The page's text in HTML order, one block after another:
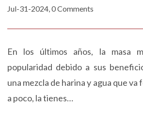
Jul-31-2024, 0 Comments
En los últimos años, la masa
popularidad debido a sus
una mezcla de harina y agua que
a poco, la tienes…